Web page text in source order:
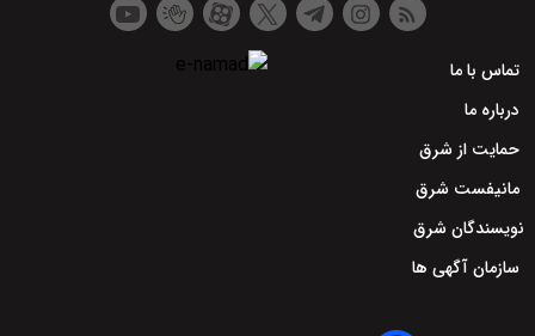
تماس با ما
درباره ما
حمایت از شرق
مانیفست شرق
نویسندگان شرق
سازمان آگهی ها